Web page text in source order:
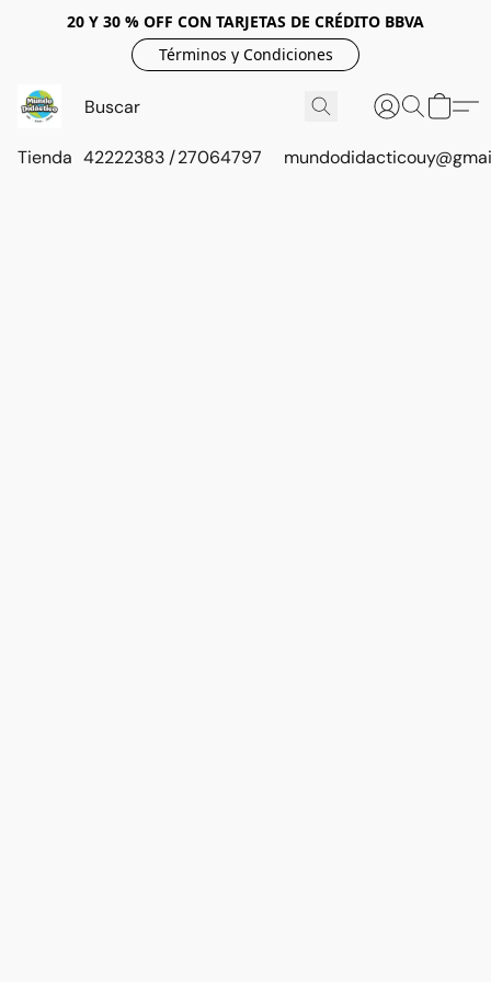
20 Y 30 % OFF CON TARJETAS DE CRÉDITO BBVA
Términos y Condiciones
Tienda 42222383 / 27064797